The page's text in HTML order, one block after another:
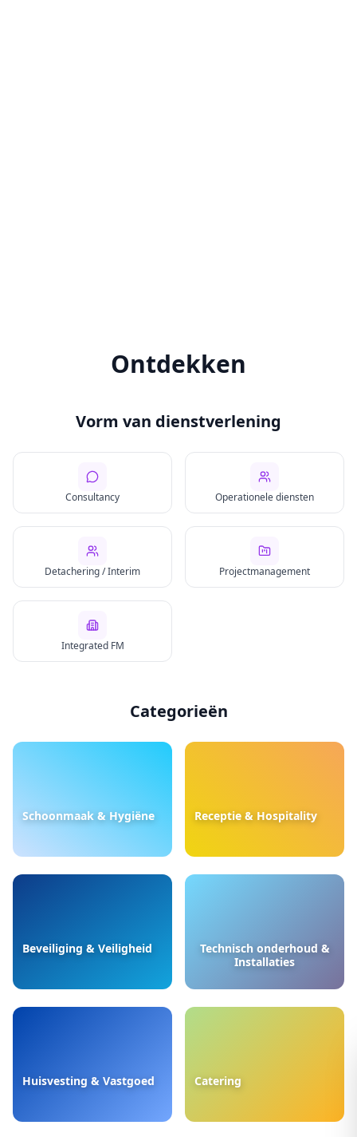
Ontdekken
Vorm van dienstverlening
Consultancy Operationele diensten
Detachering / Interim Projectmanagement
Integrated FM
Categorieën
Schoonmaak & Hygiëne Receptie & Hospitality
Beveiliging & Veiligheid
Technisch onderhoud &
Installaties
Huisvesting & Vastgoed Catering